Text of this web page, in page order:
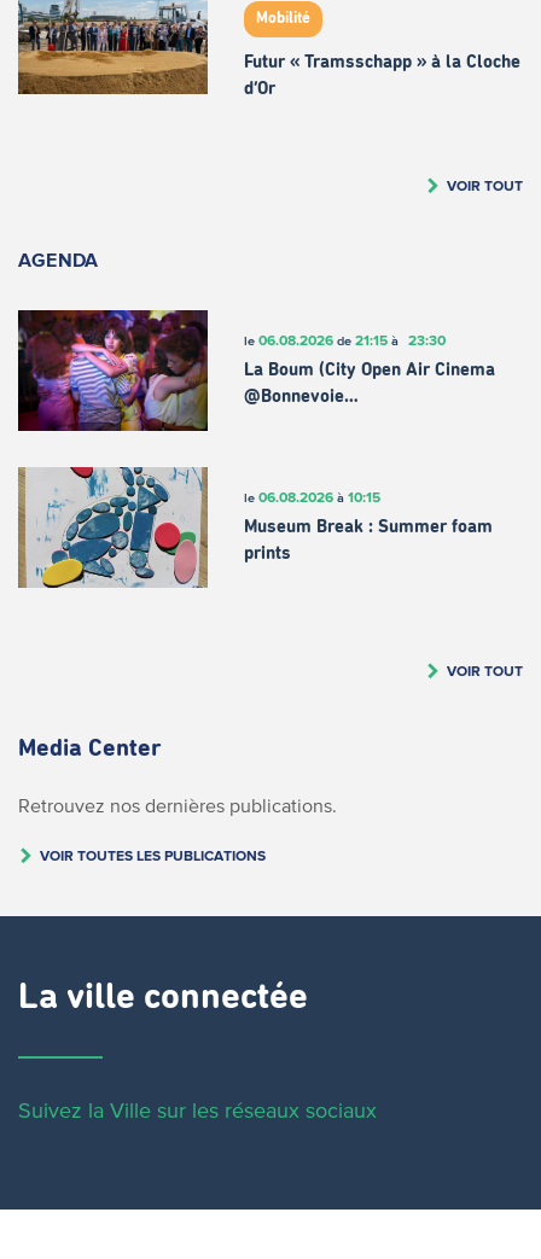
Mobilité
Futur « Tramsschapp » à la Cloche
d’Or
VOIR TOUT
AGENDA
le 06.08.2026de 21:15à 23:30
La Boum (City Open Air Cinema
@Bonnevoie…
le 06.08.2026à 10:15
Museum Break : Summer foam
prints
VOIR TOUT
Media Center
Retrouvez nos dernières publications.
VOIR TOUTES LES PUBLICATIONS
La ville connectée
Suivez la Ville sur les réseaux sociaux